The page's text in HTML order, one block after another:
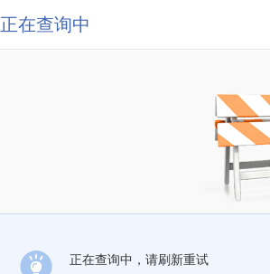
正在查询中
正在查询中，请刷新重试